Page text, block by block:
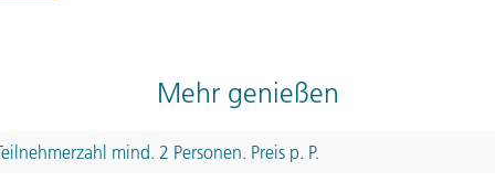
einer guten und
Mehr genießen
mind. 2 Personen. Preis p. P.